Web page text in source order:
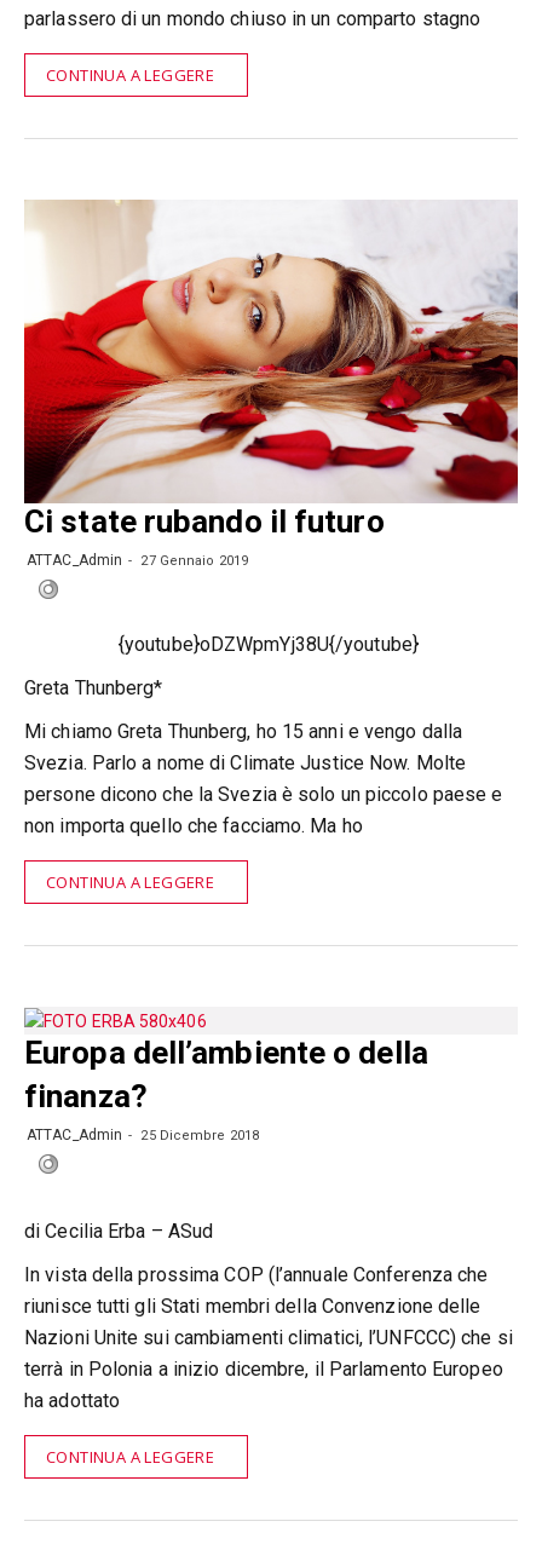
parlassero di un mondo chiuso in un comparto stagno
CONTINUA A LEGGERE
Ci state rubando il futuro
ATTAC_Admin 27 Gennaio 2019
{youtube}oDZWpmYj38U{/youtube}
Greta Thunberg*
Mi chiamo Greta Thunberg, ho 15 anni e vengo dalla
Svezia. Parlo a nome di Climate Justice Now. Molte
persone dicono che la Svezia è solo un piccolo paese e
non importa quello che facciamo. Ma ho
CONTINUA A LEGGERE
Europa dell’ambiente o della
finanza?
ATTAC_Admin 25 Dicembre 2018
di Cecilia Erba – ASud
In vista della prossima COP (l’annuale Conferenza che
riunisce tutti gli Stati membri della Convenzione delle
Nazioni Unite sui cambiamenti climatici, l’UNFCCC) che si
terrà in Polonia a inizio dicembre, il Parlamento Europeo
ha adottato
CONTINUA A LEGGERE